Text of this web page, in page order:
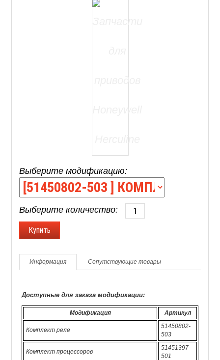
Выберите модификацию:
Выберите количество:
Информация Сопутствующие товары
Доступные для заказа модификации:
Модификация Артикул
Комплект реле
51450802-
503
Комплект процессоров
51451397-
501